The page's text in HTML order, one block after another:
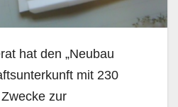
hat den „Neubau
mit 230
zur